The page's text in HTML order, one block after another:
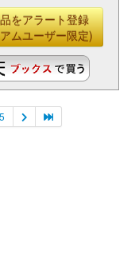
をアラート登録
ムユーザー限定)
5